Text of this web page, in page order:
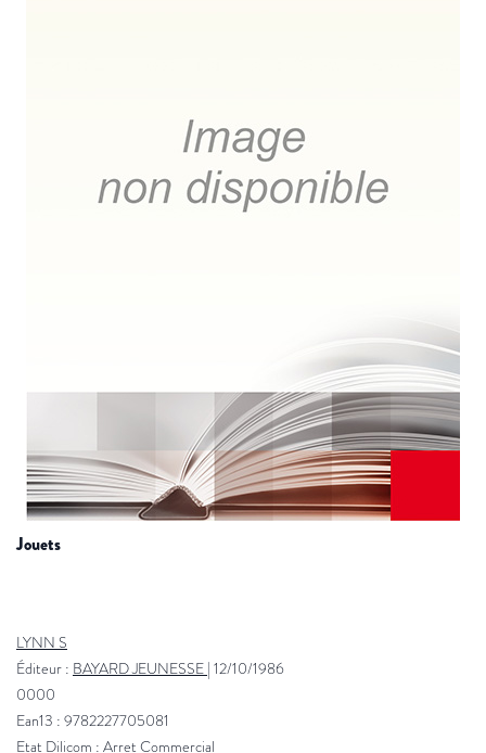
jouets
LYNN S
Éditeur : BAYARD JEUNESSE 12/10/1986
0000
Ean13 : 9782227705081
Etat Dilicom : Arret Commercial